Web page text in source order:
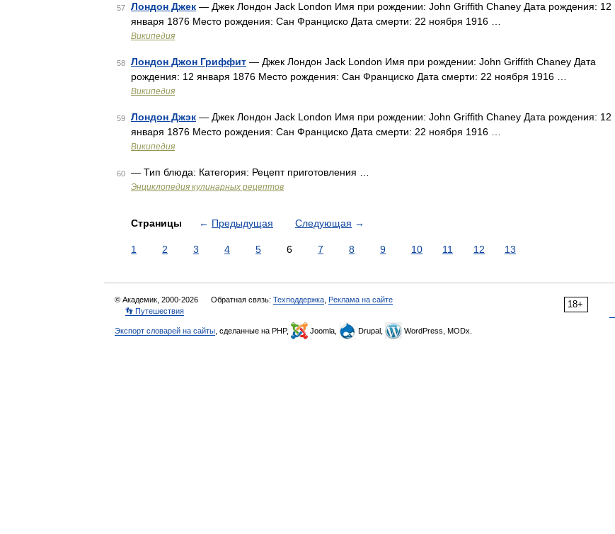
57 Лондон Джек — Джек Лондон Jack London Имя при рождении: John Griffith Chaney Дата рождения: 12
января 1876 Место рождения: Сан Франциско Дата смерти: 22 ноября 1916 …
Википедия
58 Лондон Джон Гриффит — Джек Лондон Jack London Имя при рождении: John Griffith Chaney Дата
рождения: 12 января 1876 Место рождения: Сан Франциско Дата смерти: 22 ноября 1916 …
Википедия
59 Лондон Джэк — Джек Лондон Jack London Имя при рождении: John Griffith Chaney Дата рождения: 12
января 1876 Место рождения: Сан Франциско Дата смерти: 22 ноября 1916 …
Википедия
60 — Тип блюда: Категория: Рецепт приготовления …
Энциклопедия кулинарных рецептов
Страницы ← Предыдущая Следующая →
1 2 3 4 5 6 7 8 9 10 11 12 13
18+
© Академик, 2000-2026 Обратная связь: Техподдержка Реклама на сайте
👣 Путешествия
Экспорт словарей на сайты , сделанные на PHP, Joomla, Drupal, WordPress, MODx.